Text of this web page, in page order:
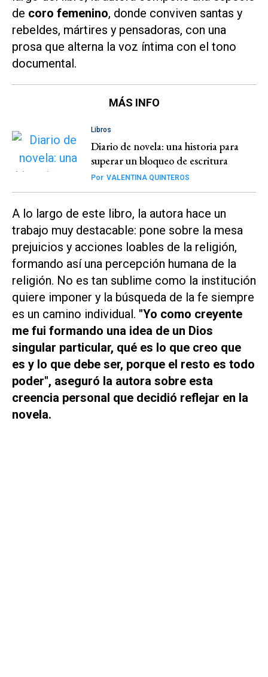
de coro femenino, donde conviven santas y
rebeldes, mártires y pensadoras, con una
prosa que alterna la voz íntima con el tono
documental.
MÁS INFO
Libros
Diario de novela: una historia para
superar un bloqueo de escritura
Por VALENTINA QUINTEROS
A lo largo de este libro, la autora hace un
trabajo muy destacable: pone sobre la mesa
prejuicios y acciones loables de la religión,
formando así una percepción humana de la
religión. No es tan sublime como la institución
quiere imponer y la búsqueda de la fe siempre
es un camino individual. "Yo como creyente
me fui formando una idea de un Dios
singular particular, qué es lo que creo que
es y lo que debe ser, porque el resto es todo
poder", aseguró la autora sobre esta
creencia personal que decidió reflejar en la
novela.